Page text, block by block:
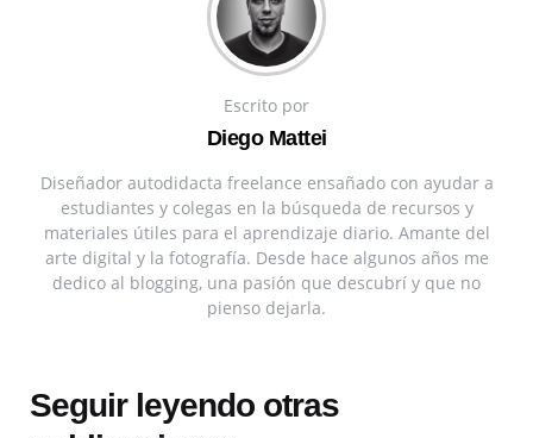
Escrito por
Diego Mattei
Diseñador autodidacta freelance ensañado con ayudar a
estudiantes y colegas en la búsqueda de recursos y
materiales útiles para el aprendizaje diario. Amante del
arte digital y la fotografía. Desde hace algunos años me
dedico al blogging, una pasión que descubrí y que no
pienso dejarla.
Seguir leyendo otras